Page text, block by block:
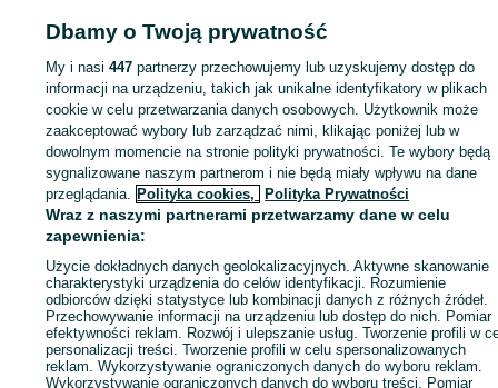
Zaloguj się lub załóż konto na OLX, aby skontaktować się z
sprzedającym
Zaloguj się / Załóż konto
Wyślij wiadomość
Dbamy o Twoją prywatność
My i nasi447 partnerzy przechowujemy lub uzyskujemy dostęp do
informacji na urządzeniu, takich jak unikalne identyfikatory w plikach
cookie w celu przetwarzania danych osobowych. Użytkownik może
zaakceptować wybory lub zarządzać nimi, klikając poniżej lub w
dowolnym momencie na stronie polityki prywatności. Te wybory będą
sygnalizowane naszym partnerom i nie będą miały wpływu na dane
przeglądania. Polityka cookies, Polityka Prywatności
Wraz z naszymi partnerami przetwarzamy dane w celu
zapewnienia:
Użycie dokładnych danych geolokalizacyjnych. Aktywne skanowanie
charakterystyki urządzenia do celów identyfikacji. Rozumienie
odbiorców dzięki statystyce lub kombinacji danych z różnych źródeł.
Przechowywanie informacji na urządzeniu lub dostęp do nich. Pomiar
efektywności reklam. Rozwój i ulepszanie usług. Tworzenie profili w
personalizacji treści. Tworzenie profili w celu spersonalizowanych
reklam. Wykorzystywanie ograniczonych danych do wyboru reklam.
Wykorzystywanie ograniczonych danych do wyboru treści. Pomiar